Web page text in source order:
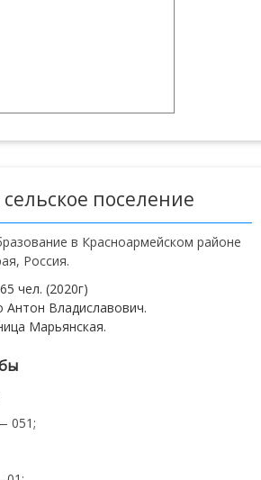
поселение
в Красноармейском районе
Россия.
чел. (2020г)
Антон Владиславович.
Марьянская.
051;